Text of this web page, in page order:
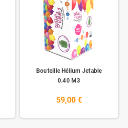
Bouteille Hélium Jetable
0.40 M3
59,00 €